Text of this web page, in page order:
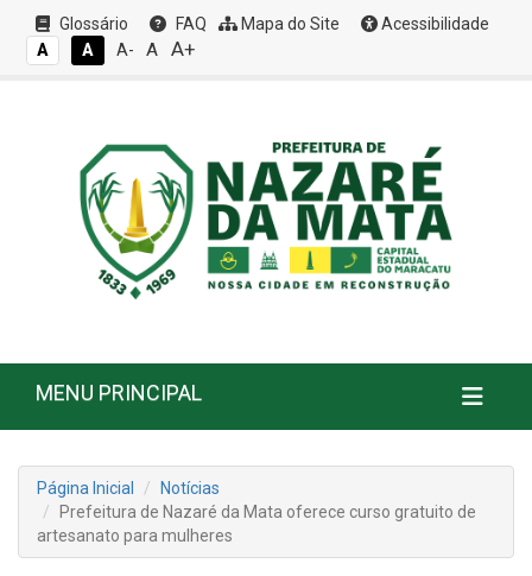
Glossário FAQ Mapa do Site
Acessibilidade
A
A A- A A+
MENU PRINCIPAL
Página Inicial
Notícias
​Prefeitura de Nazaré da Mata oferece curso gratuito de
artesanato para mulheres